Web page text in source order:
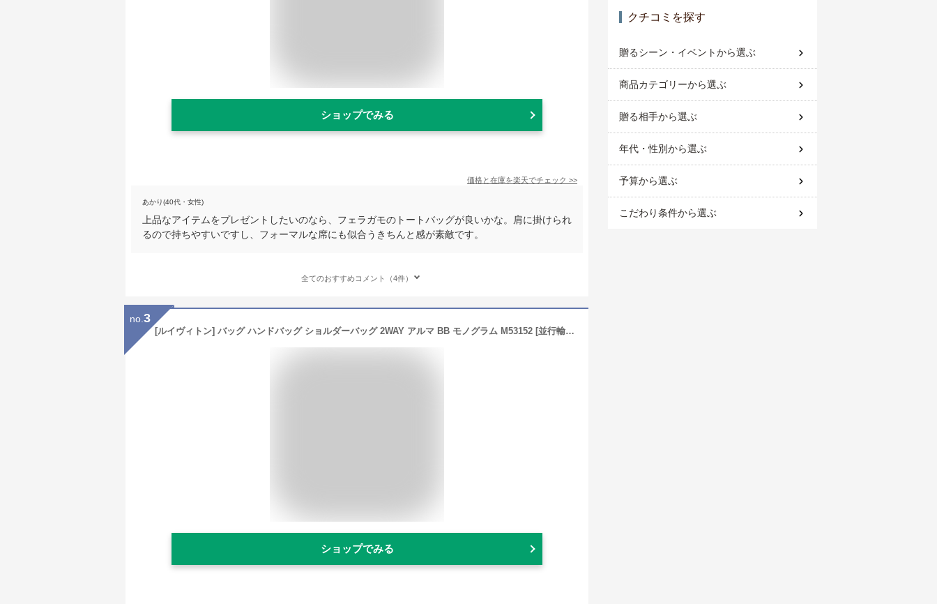
ショップでみる
価格と在庫を楽天でチェック >>
あかり(40代・女性)
上品なアイテムをプレゼントしたいのなら、フェラガモのトートバッグが良いかな。肩に掛けられ
るので持ちやすいですし、フォーマルな席にも似合うきちんと感が素敵です。
全てのおすすめコメント（4件）
no. 3
[ルイヴィトン] バッグ ハンドバッグ ショルダーバッグ 2WAY アルマ BB モノグラム M53152 [並行輸入品]
ショップでみる
クチコミを探す
贈るシーン・イベントから選ぶ
商品カテゴリーから選ぶ
贈る相手から選ぶ
年代・性別から選ぶ
予算から選ぶ
こだわり条件から選ぶ